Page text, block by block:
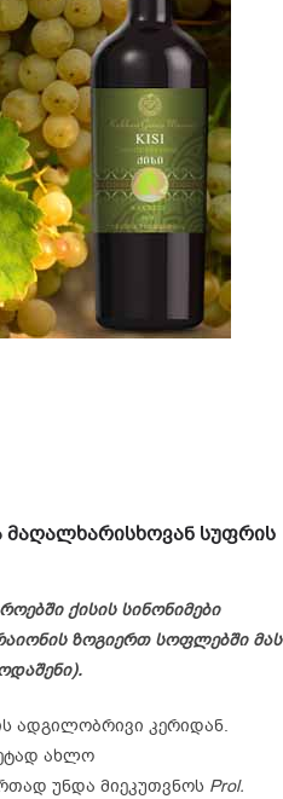
მაღალხარისხოვან სუფრის
ქისის სინონიმები
ზოგიერთ სოფლებში მას
ადგილობრივი კერიდან.
ახლო
უნდა მიეკუთვნოს Prol.